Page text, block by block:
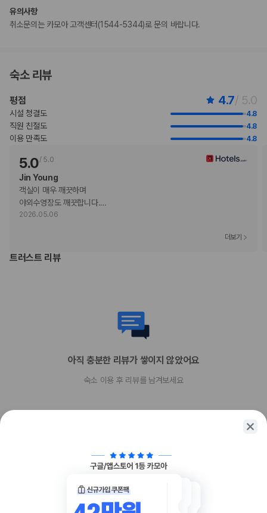
이그제큐티브층룸 유형을 예약하는 고객께서는 별도 요금으로 주중(금요
일, 토요일, 일요일 및 공휴일 제외)에 이그제큐티브 라운지로 최대 2인까
지 비거주자를 초대하실 수 있습니다. 만 13세 미만 어린이는 주말과 공휴
만 13세 미만의 어린이는 실내 및 야외 수영장을 보호자의 감독하에 이용할
수 있습니다. 만 13세 미만의 어린이는 실내 수영장을 주말에만 이용할 수
있습니다. 키가 140cm 미만인 고객은 구명조끼를 착용한 상태에서만 야외
수영장을 이용할 수 있습니다.
'야외 수영장 이용 불가' 객실 유형으로 예약하신 고객은 수영장 이용 시 요
금이 부과됩니다. 인원 제한으로 인해 야외 수영장 입장이 제한될 수 있습
니다. 혼잡한 경우 수영장 이용을 대기하셔야 할 수도 있습니다. 수영장 입
장은 사전에 예약하실 수 없습니다. 야외 수영장 구역에서 선베드를 객실당
최대 2개 이용하실 수 있습니다(선착순). 일부 선베드는 특별 패키지를 예
약한 고객에게 우선적으로 제공됩니다. 만 36개월 미만의 어린이는 수영장
에서 수영 기저귀를 착용해야 합니다. 튜브는 직경이 1m 미만이어야 하며
어린이 수영장에서만 허용됩니다. 악천후 시 어번 아일랜드 이용이 제한될
수 있습니다.
일부 시설의 경우 출입이 제한될 수 있습니다. 자세한 내용은 예약 확인 메
뷔페아침 식사 요금: 성인 KRW 90000, 어린이 KRW 45000(대략적인
추가 요금 지불 시 늦은 체크아웃 가능(객실 이용 상황에 따라 다름)
위 목록에 명시되지 않은 다른 항목이 있을 수 있습니다. 요금 및 보증금은 세전
금액일 수 있으며 변경될 수 있습니다.
유의사항
취소문의는 카모아 고객센터(1544-5344)로 문의 바랍니다.
숙소 리뷰
평점 4.7/ 5.0
시설 청결도 4.8
직원 친절도 4.8
이용 만족도 4.8
5.0/ 5.0
Jin Young
객실이 매우 깨끗하며
야외수영장도 깨끗합니다.…
2026.05.06
더보기
트러스트 리뷰
아직 충분한 리뷰가 쌓이지 않았어요
숙소 이용 후 리뷰를 남겨보세요
함께 가는 친구에게 정보를 공유해보세요